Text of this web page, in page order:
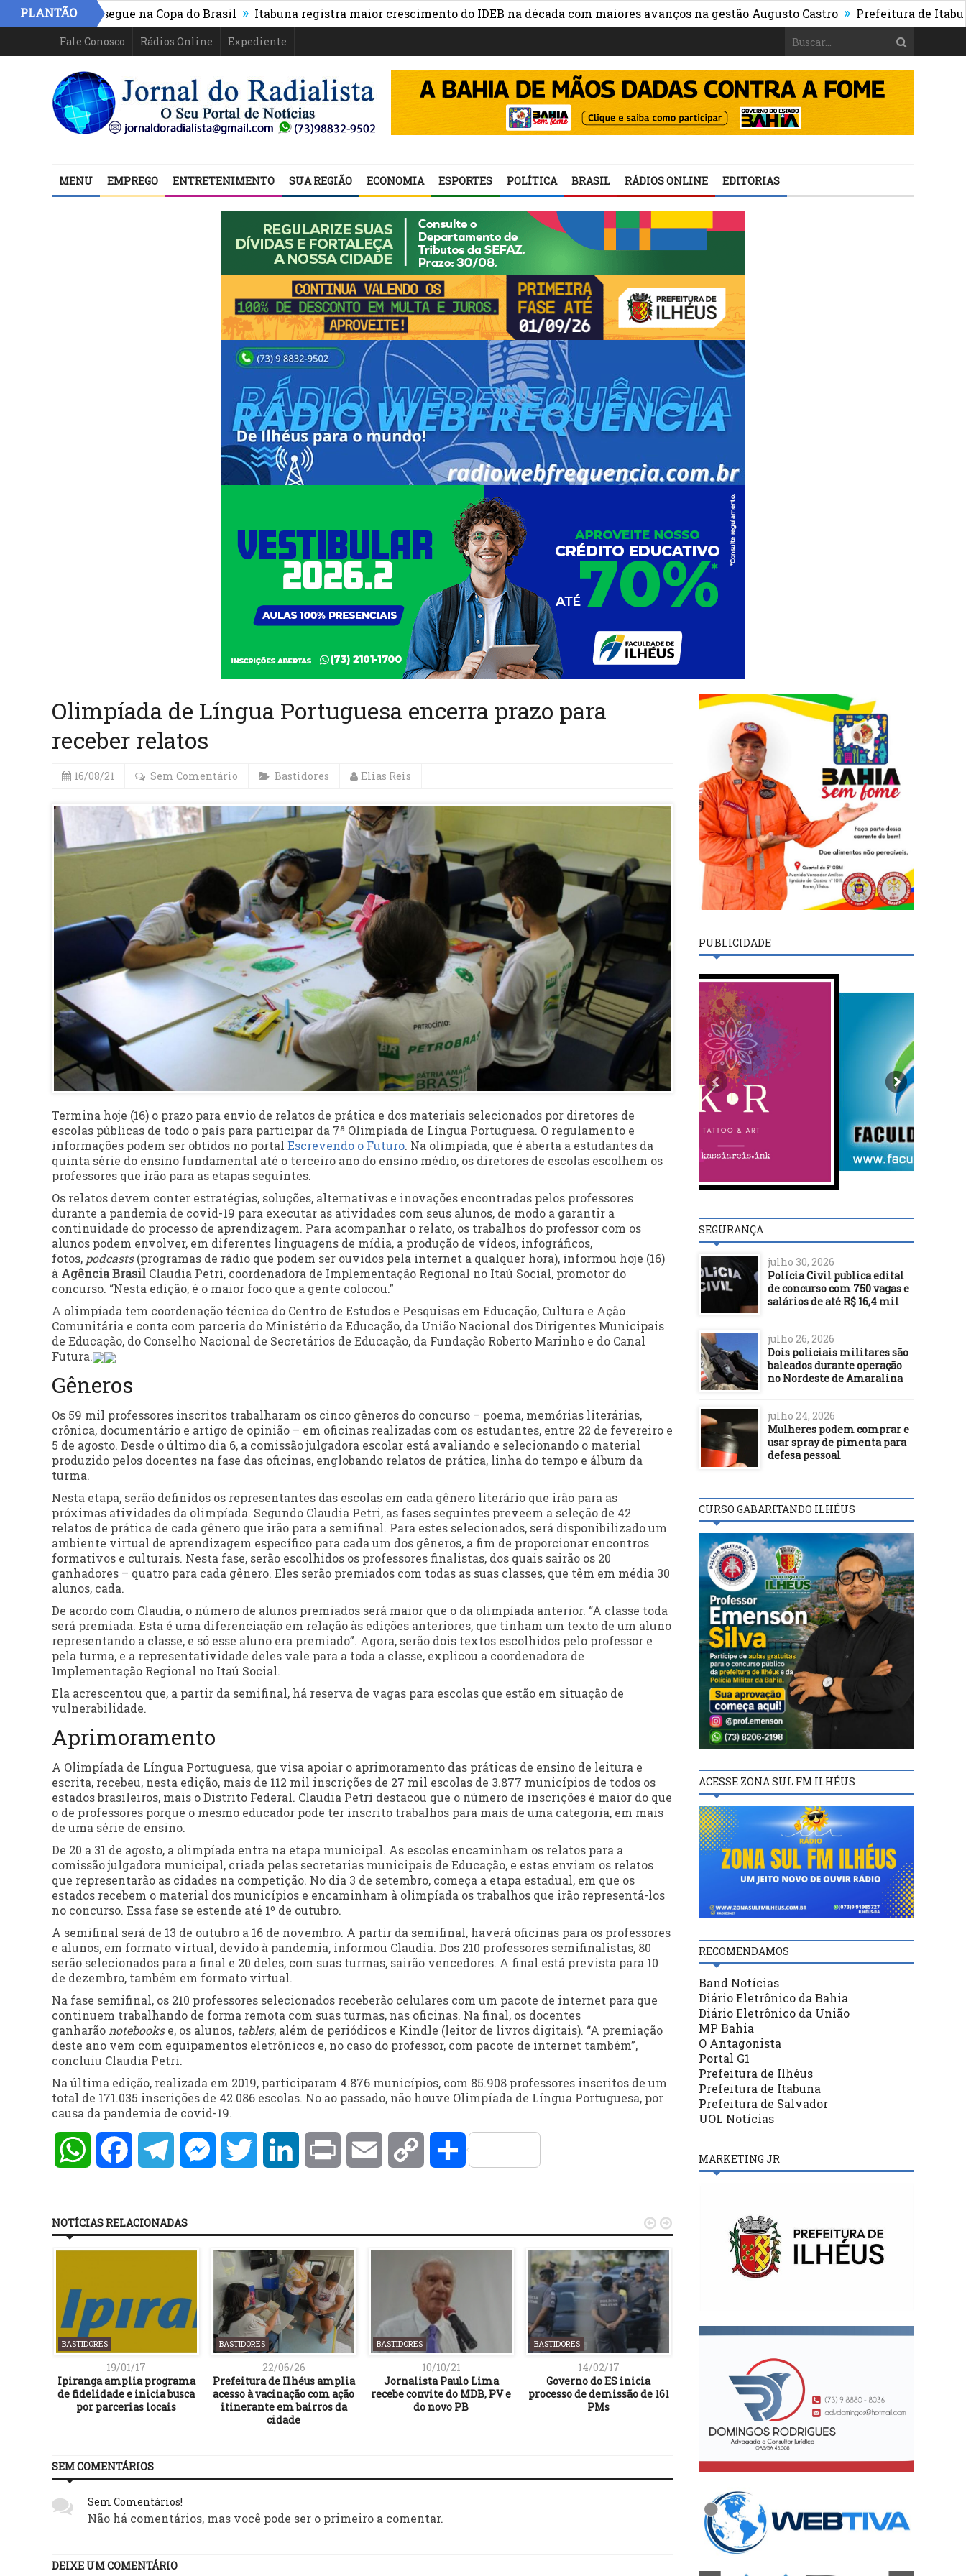
PLANTÃO
PR e segue na Copa do Brasil » Itabuna registra maior crescimento do IDEB na década com maiores avanços na gestão Augusto Castro » Prefeitura de Itabuna
Fale Conosco Rádios Online Expediente
MENU EMPREGO ENTRETENIMENTO SUA REGIÃO ECONOMIA ESPORTES POLÍTICA BRASIL RÁDIOS ONLINE EDITORIAS
Olimpíada de Língua Portuguesa encerra prazo para
receber relatos
16/08/21 Sem Comentário Bastidores Elias Reis
Termina hoje (16) o prazo para envio de relatos de prática e dos materiais selecionados por diretores de
escolas públicas de todo o país para participar da 7ª Olimpíada de Língua Portuguesa. O regulamento e
informações podem ser obtidos no portal Escrevendo o Futuro. Na olimpíada, que é aberta a estudantes da
quinta série do ensino fundamental até o terceiro ano do ensino médio, os diretores de escolas escolhem os
professores que irão para as etapas seguintes.
Os relatos devem conter estratégias, soluções, alternativas e inovações encontradas pelos professores
durante a pandemia de covid-19 para executar as atividades com seus alunos, de modo a garantir a
continuidade do processo de aprendizagem. Para acompanhar o relato, os trabalhos do professor com os
alunos podem envolver, em diferentes linguagens de mídia, a produção de vídeos, infográficos,
fotos, podcasts(programas de rádio que podem ser ouvidos pela internet a qualquer hora), informou hoje (16)
à Agência Brasil Claudia Petri, coordenadora de Implementação Regional no Itaú Social, promotor do
concurso. “Nesta edição, é o maior foco que a gente colocou.”
A olimpíada tem coordenação técnica do Centro de Estudos e Pesquisas em Educação, Cultura e Ação
Comunitária e conta com parceria do Ministério da Educação, da União Nacional dos Dirigentes Municipais
de Educação, do Conselho Nacional de Secretários de Educação, da Fundação Roberto Marinho e do Canal
Futura.
Gêneros
Os 59 mil professores inscritos trabalharam os cinco gêneros do concurso – poema, memórias literárias,
crônica, documentário e artigo de opinião – em oficinas realizadas com os estudantes, entre 22 de fevereiro e
5 de agosto. Desde o último dia 6, a comissão julgadora escolar está avaliando e selecionando o material
produzido pelos docentes na fase das oficinas, englobando relatos de prática, linha do tempo e álbum da
turma.
Nesta etapa, serão definidos os representantes das escolas em cada gênero literário que irão para as
próximas atividades da olimpíada. Segundo Claudia Petri, as fases seguintes preveem a seleção de 42
relatos de prática de cada gênero que irão para a semifinal. Para estes selecionados, será disponibilizado um
ambiente virtual de aprendizagem específico para cada um dos gêneros, a fim de proporcionar encontros
formativos e culturais. Nesta fase, serão escolhidos os professores finalistas, dos quais sairão os 20
ganhadores – quatro para cada gênero. Eles serão premiados com todas as suas classes, que têm em média 30
alunos, cada.
De acordo com Claudia, o número de alunos premiados será maior que o da olimpíada anterior. “A classe toda
será premiada. Esta é uma diferenciação em relação às edições anteriores, que tinham um texto de um aluno
representando a classe, e só esse aluno era premiado”. Agora, serão dois textos escolhidos pelo professor e
pela turma, e a representatividade deles vale para a toda a classe, explicou a coordenadora de
Implementação Regional no Itaú Social.
Ela acrescentou que, a partir da semifinal, há reserva de vagas para escolas que estão em situação de
vulnerabilidade.
Aprimoramento
A Olimpíada de Língua Portuguesa, que visa apoiar o aprimoramento das práticas de ensino de leitura e
escrita, recebeu, nesta edição, mais de 112 mil inscrições de 27 mil escolas de 3.877 municípios de todos os
estados brasileiros, mais o Distrito Federal. Claudia Petri destacou que o número de inscrições é maior do que
o de professores porque o mesmo educador pode ter inscrito trabalhos para mais de uma categoria, em mais
de uma série de ensino.
De 20 a 31 de agosto, a olimpíada entra na etapa municipal. As escolas encaminham os relatos para a
comissão julgadora municipal, criada pelas secretarias municipais de Educação, e estas enviam os relatos
que representarão as cidades na competição. No dia 3 de setembro, começa a etapa estadual, em que os
estados recebem o material dos municípios e encaminham à olimpíada os trabalhos que irão representá-los
no concurso. Essa fase se estende até 1º de outubro.
A semifinal será de 13 de outubro a 16 de novembro. A partir da semifinal, haverá oficinas para os professores
e alunos, em formato virtual, devido à pandemia, informou Claudia. Dos 210 professores semifinalistas, 80
serão selecionados para a final e 20 deles, com suas turmas, sairão vencedores. A final está prevista para 10
de dezembro, também em formato virtual.
Na fase semifinal, os 210 professores selecionados receberão celulares com um pacote de internet para que
continuem trabalhando de forma remota com suas turmas, nas oficinas. Na final, os docentes
ganharãonotebookse, os alunos, tablets, além de periódicos e Kindle (leitor de livros digitais). “A premiação
deste ano vem com equipamentos eletrônicos e, no caso do professor, com pacote de internet também”,
concluiu Claudia Petri.
Na última edição, realizada em 2019, participaram 4.876 municípios, com 85.908 professores inscritos de um
total de 171.035 inscrições de 42.086 escolas. No ao passado, não houve Olimpíada de Língua Portuguesa, por
causa da pandemia de covid-19.
WhatsAppFacebookTelegramMessengerTwitter LinkedInPrint Email Copy Compartilhar
NOTÍCIAS RELACIONADAS
BASTIDORES
19/01/17
Ipiranga amplia programa
de fidelidade e inicia busca
por parcerias locais
BASTIDORES
22/06/26
Prefeitura de Ilhéus amplia
acesso à vacinação com ação
itinerante em bairros da
cidade
BASTIDORES
10/10/21
Jornalista Paulo Lima
recebe convite do MDB, PV e
do novo PB
BASTIDORES
14/02/17
Governo do ES inicia
processo de demissão de 161
PMs
24/09/23
Inmet inclui Bahia na lista
de estados em ‘alerta
vermelho’ para onda de calor
06/11/21
Vitória arranca empate
 
SEM COMENTÁRIOS
Sem Comentários!
Não há comentários, mas você pode ser o primeiro a comentar.
DEIXE UM COMENTÁRIO
PUBLICIDADE
SEGURANÇA
julho 30, 2026
Polícia Civil publica edital
de concurso com 750 vagas e
salários de até R$ 16,4 mil
julho 26, 2026
Dois policiais militares são
baleados durante operação
no Nordeste de Amaralina
julho 24, 2026
Mulheres podem comprar e
usar spray de pimenta para
defesa pessoal
CURSO GABARITANDO ILHÉUS
ACESSE ZONA SUL FM ILHÉUS
RECOMENDAMOS
Band Notícias
Diário Eletrônico da Bahia
Diário Eletrônico da União
MP Bahia
O Antagonista
Portal G1
Prefeitura de Ilhéus
Prefeitura de Itabuna
Prefeitura de Salvador
UOL Notícias
MARKETING JR